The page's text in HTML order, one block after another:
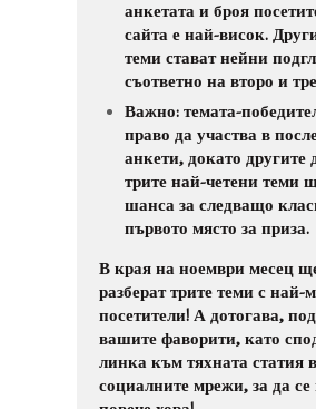
анкетата и броя
сайта е най-висок.
теми стават нейни
съответно на второ и
Важно: темата-
право да участва в
анкети, докато другите
трите най-четени теми
шанса за следващо
първото място за приза.
В края на ноември месец
разберат трите теми с най-
посетители! А дотогава,
вашите фаворити, като
линка към тяхната статия в
социалните мрежи, за да се